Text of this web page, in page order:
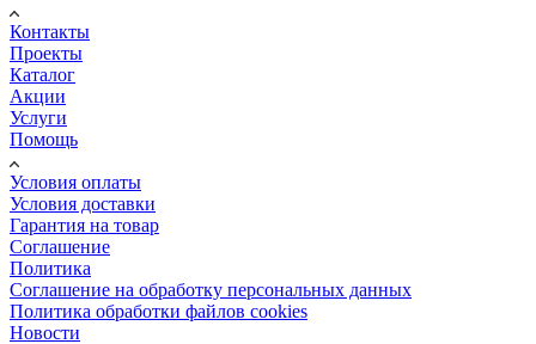
Контакты
Проекты
Каталог
Акции
Услуги
Помощь
Условия оплаты
Условия доставки
Гарантия на товар
Соглашение
Политика
Соглашение на обработку персональных данных
Политика обработки файлов cookies
Новости